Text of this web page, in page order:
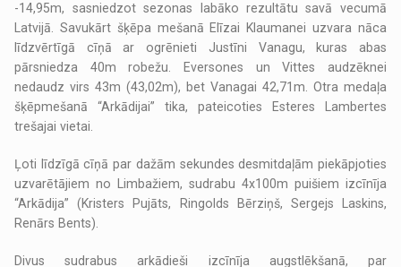
-14,95m, sasniedzot sezonas labāko rezultātu savā vecumā
Latvijā. Savukārt šķēpa mešanā Elīzai Klaumanei uzvara nāca
līdzvērtīgā cīņā ar ogrēnieti Justīni Vanagu, kuras abas
pārsniedza 40m robežu. Eversones un Vittes audzēknei
nedaudz virs 43m (43,02m), bet Vanagai 42,71m. Otra medaļa
šķēpmešanā “Arkādijai” tika, pateicoties Esteres Lambertes
trešajai vietai.
Ļoti līdzīgā cīņā par dažām sekundes desmitdaļām piekāpjoties
uzvarētājiem no Limbažiem, sudrabu 4x100m puišiem izcīnīja
“Arkādija” (Kristers Pujāts, Ringolds Bērziņš, Sergejs Laskins,
Renārs Bents).
Divus sudrabus arkādieši izcīnīja augstlēkšanā, par